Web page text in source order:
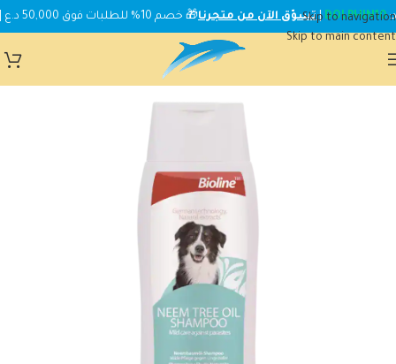
Skip to navigation
Skip to main content
DOLPHIN10
|تسوّق الآن من متجرنا🎁 خصم 10% للطلبات فوق 50,000 د.ع | استخدم الكود: